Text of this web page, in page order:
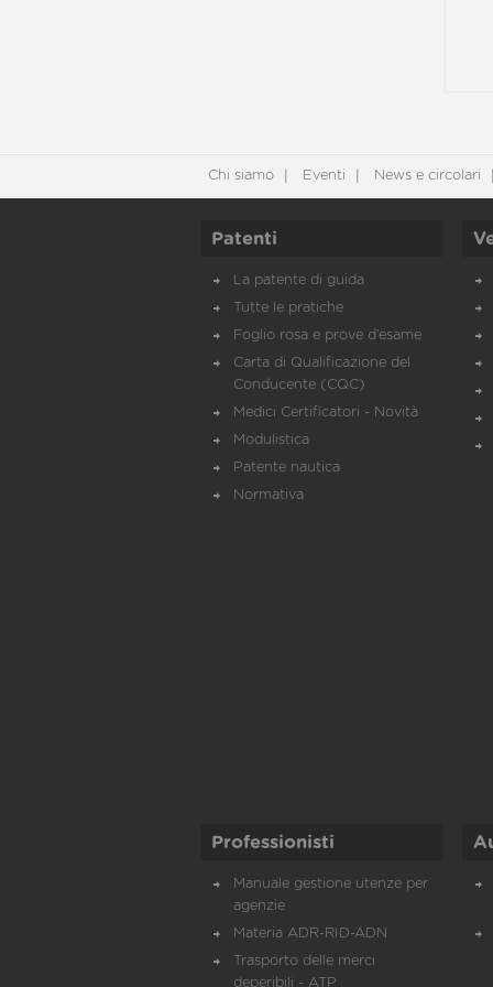
Chi siamo Eventi News e circolari
Patenti
La patente di guida
Tutte le pratiche
Foglio rosa e prove d’esame
Carta di Qualificazione del
Conducente (CQC)
Medici Certificatori - Novità
Modulistica
Patente nautica
Normativa
Professionisti
Manuale gestione utenze per
agenzie
Materia ADR-RID-ADN
Trasporto delle merci
deperibili - ATP